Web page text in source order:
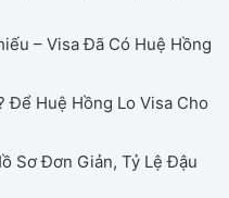
– Visa Đã Có Huệ Hồng
Để Huệ Hồng Lo Visa Cho
Sơ Đơn Giản, Tỷ Lệ Đậu